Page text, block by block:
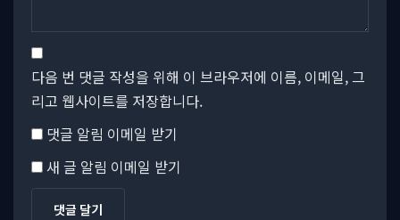
다음 번 댓글 작성을 위해 이 브라우저에 이름, 이메일, 그
리고 웹사이트를 저장합니다.
댓글 알림 이메일 받기
새 글 알림 이메일 받기